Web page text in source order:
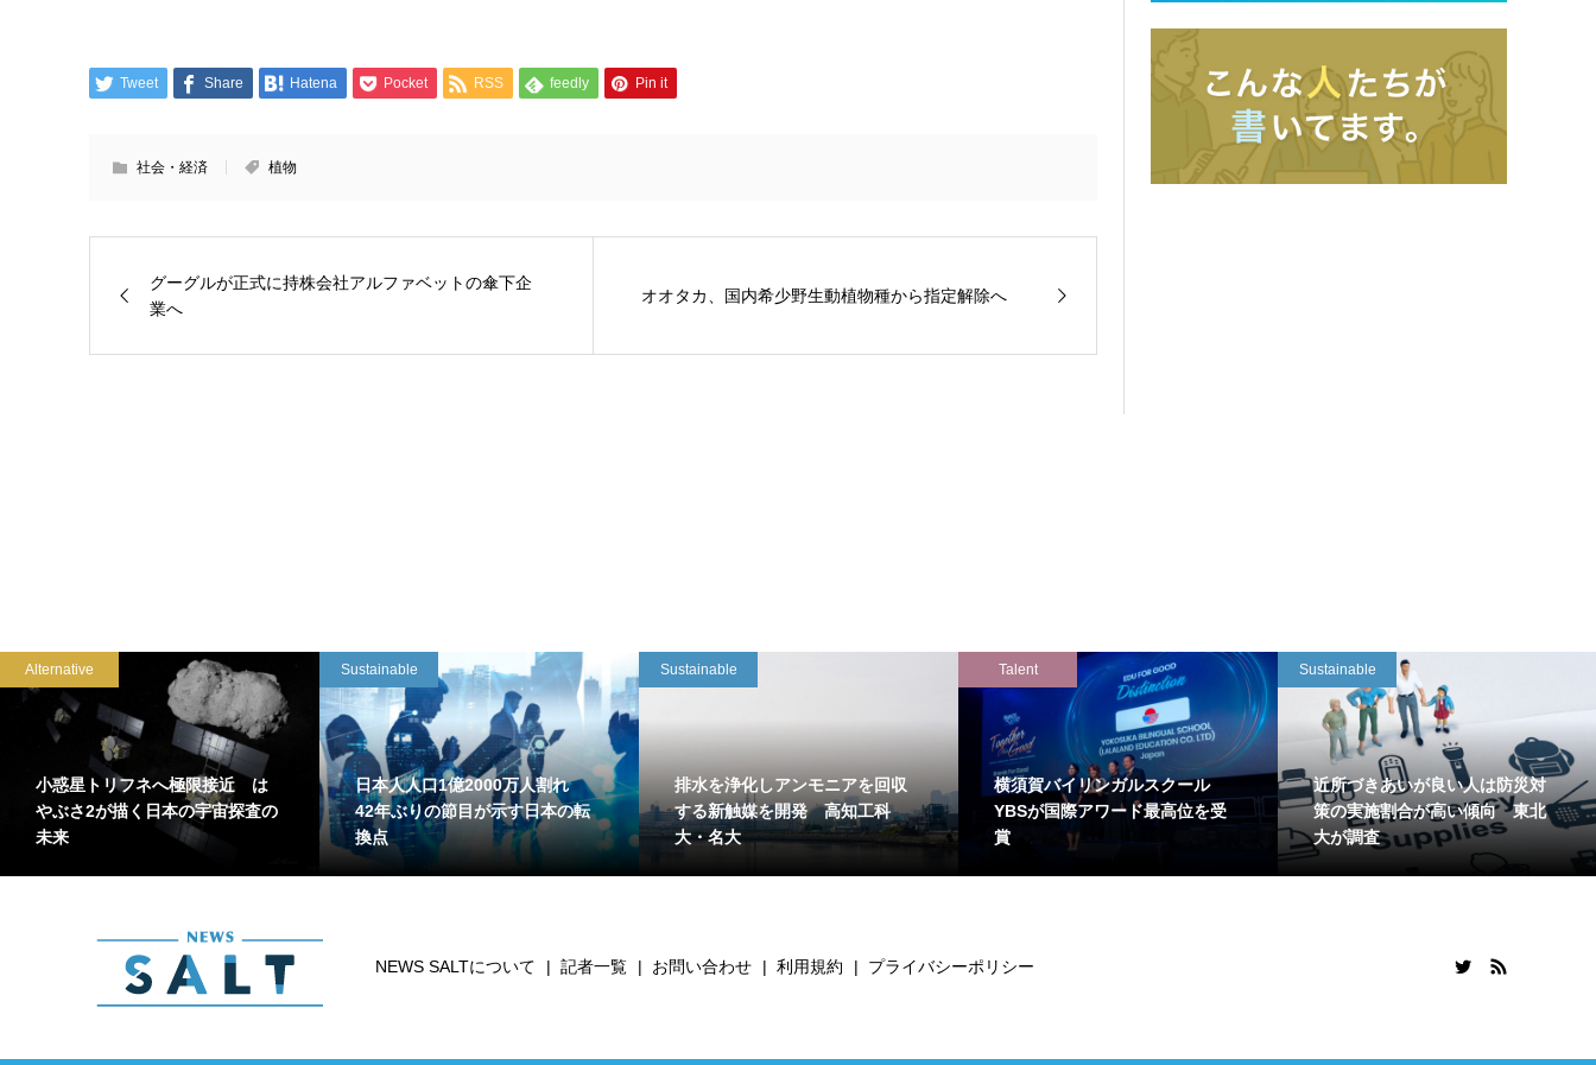
Tweet Share Hatena Pocket RSS feedly Pin it
社会・経済 植物
グーグルが正式に持株会社アルファベットの傘下企
業へ
オオタカ、国内希少野生動植物種から指定解除へ
Alternative
小惑星トリフネへ極限接近 は
やぶさ2が描く日本の宇宙探査の
未来
Sustainable
日本人人口1億2000万人割れ
42年ぶりの節目が示す日本の転
換点
Sustainable
排水を浄化しアンモニアを回収
する新触媒を開発 高知工科
大・名大
Talent
横須賀バイリンガルスクール
YBSが国際アワード最高位を受
賞
Sustainable
近所づきあいが良い人は防災対
策の実施割合が高い傾向 東北
大が調査
NEWS SALTについて 記者一覧 お問い合わせ 利用規約 プライバシーポリシー